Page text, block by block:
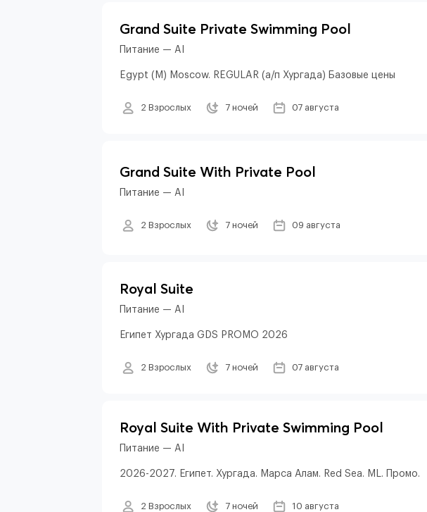
Grand Suite Private Swimming Pool
Питание — AI
Egypt (M) Moscow. REGULAR (а/п Хургада) Базовые цены
2 Взрослых 7 ночей 07 августа
Grand Suite With Private Pool
Питание — AI
2 Взрослых 7 ночей 09 августа
Royal Suite
Питание — AI
Египет Хургада GDS PROMO 2026
2 Взрослых 7 ночей 07 августа
Royal Suite With Private Swimming Pool
Питание — AI
2026-2027. Египет. Хургада. Марса Алам. Red Sea. ML. Промо.
2 Взрослых 7 ночей 10 августа